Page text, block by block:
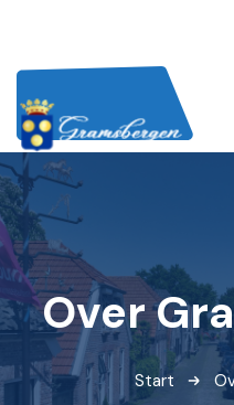
Over
Start